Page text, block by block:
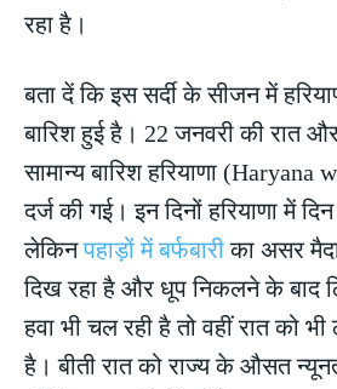
रहा है।
बता दें कि इस सर्दी के सीजन में
बारिश हुई है। 22 जनवरी की रात
सामान्य बारिश हरियाणा (Haryana
दर्ज की गई। इन दिनों हरियाणा में
लेकिनपहाड़ों में बर्फबारीका असर
दिख रहा है और धूप निकलने के बाद
हवा भी चल रही है तो वहीं रात को
है। बीती रात को राज्य के औसत